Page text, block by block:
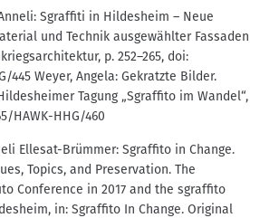
Sgraffiti in Hildesheim – Neue
und Technik ausgewählter Fassaden
p. 252–265, doi:
445 Weyer, Angela: Gekratzte Bilder.
Tagung „Sgraffito im Wandel“,
HAWK-HHG/460
Ellesat-Brümmer: Sgraffito in Change.
Topics, and Preservation. The
Conference in 2017 and the sgraffito
in: Sgraffito In Change. Original